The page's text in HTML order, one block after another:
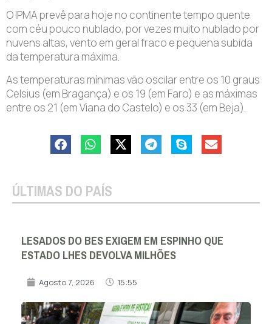
O IPMA prevê para hoje no continente tempo quente
com céu pouco nublado, por vezes muito nublado por
nuvens altas, vento em geral fraco e pequena subida
da temperatura máxima.
As temperaturas mínimas vão oscilar entre os 10 graus
Celsius (em Bragança) e os 19 (em Faro) e as máximas
entre os 21 (em Viana do Castelo) e os 33 (em Beja).
ÚLTIMAS DO PAÍS
LESADOS DO BES EXIGEM EM ESPINHO QUE
ESTADO LHES DEVOLVA MILHÕES
Agosto 7, 2026 15:55